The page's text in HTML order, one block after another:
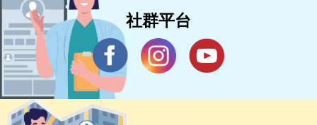
社群平台